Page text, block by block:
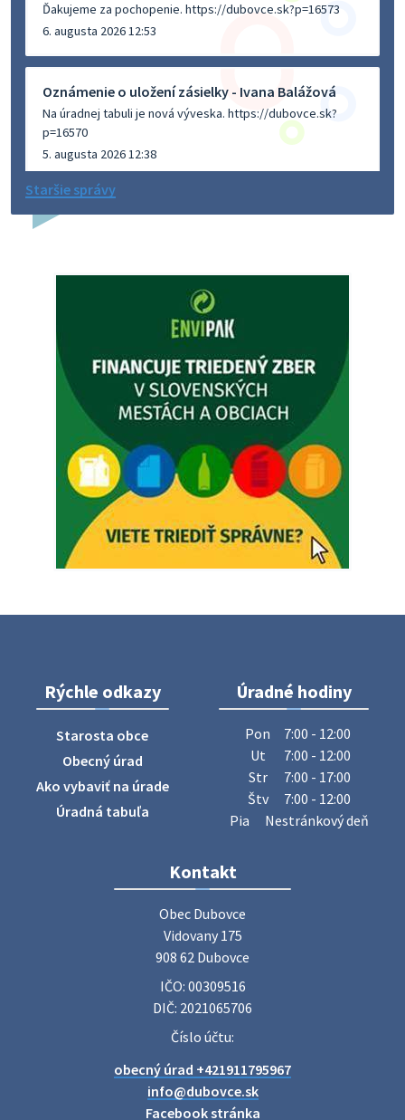
Ďakujeme za pochopenie. https://dubovce.sk?p=16573
6. augusta 2026 12:53
Oznámenie o uložení zásielky - Ivana Balážová
Na úradnej tabuli je nová výveska. https://dubovce.sk?
p=16570
5. augusta 2026 12:38
Dovolenka - MUDr. Marián Sivoň
budeZATVORENÁ z dôvodu čerpania dovolenky. Akútne
prípady bude riešiť MUDr.Fisch…
Zajtrajší zvoz odpadu
Vážený občan, zajtra 5. 8. sa bude zvážať komunálny odpad.
4. augusta 2026 15:30
Dnešný zvoz odpadu
Vážený občan, dnes 5. 8. sa zváža komunálny odpad.
5. augusta 2026 05:00
ZBER ŽELEZA
Obecný úrad oznamuje občanom, že v stredu 29. júla 2026
sa v našej obci uskutoční zber železa. Pracovníci Obecného
úradu budú od 8.00 hod. prechádzať obcou a zbierať
železný odpad …
27. júla 2026 06:31
Zájazd do Veľkého Medera
Základná organizácia Únie žien Slovenska Dubovce
srdečne pozýva svoje členky, ich rodinných príslušníkov aj
priateľov na jednodňový zájazd na termálne kúpalisko
Poradne komplexnej pomoci
diskrétne komplexné odborné poradenstvo. Tím
odborníkov Vám pomôžte nájsť riešenie v piatich kľúčových
oblastiach: právo rodina a v…
Staršie správy
Rýchle odkazy
Starosta obce
Obecný úrad
Ako vybaviť na úrade
Úradná tabuľa
Úradné hodiny
Pon
7:00 - 12:00
Ut
7:00 - 12:00
Str
7:00 - 17:00
Štv
7:00 - 12:00
Pia
Nestránkový deň
Kontakt
Obec Dubovce
Vidovany 175
908 62 Dubovce
IČO: 00309516
DIČ: 2021065706
Číslo účtu:
obecný úrad +421911795967
info@dubovce.sk
Facebook stránka